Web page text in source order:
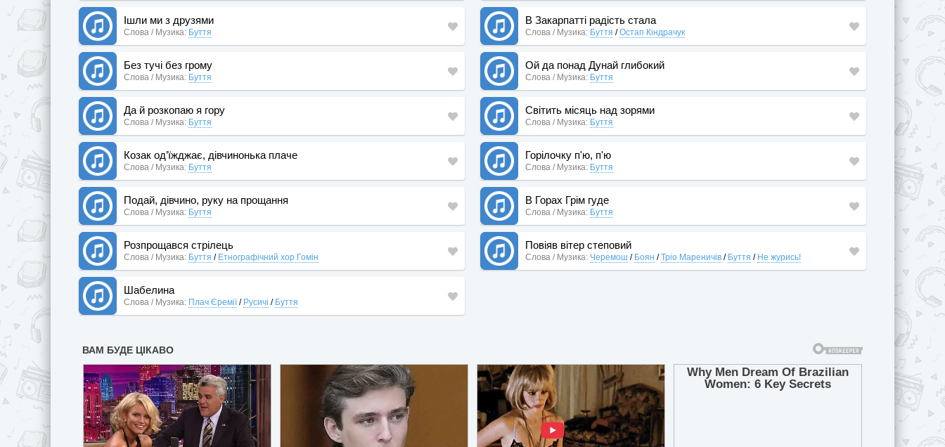
Ішли ми з друзями
Слова / Музика: Буття
В Закарпатті радість стала
Слова / Музика: Буття /Остап Кіндрачук
Без тучі без грому
Слова / Музика: Буття
Ой да понад Дунай глибокий
Слова / Музика: Буття
Да й розкопаю я гору
Слова / Музика: Буття
Світить місяць над зорями
Слова / Музика: Буття
Козак од’їжджає, дівчинонька плаче
Слова / Музика: Буття
Горілочку п'ю, п'ю
Слова / Музика: Буття
Подай, дівчино, руку на прощання
Слова / Музика: Буття
В Горах Грім гуде
Слова / Музика: Буття
Розпрощався стрілець
Слова / Музика: Буття / Етнографічний хор Гомін
Повіяв вітер степовий
Слова / Музика: Черемош / Боян /Тріо Мареничів / Буття / Не журись!
Шабелина
Слова / Музика: Плач Єремії/ Русичі / Буття